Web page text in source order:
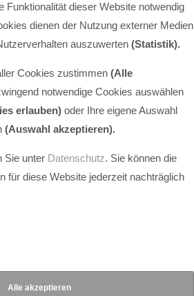
Funktionalität dieser Website notwendig
dienen der Nutzung externer Medien
auszuwerten (Statistik).
Cookies zustimmen (Alle
notwendige Cookies auswählen
erlauben) oder Ihre eigene Auswahl
(Auswahl akzeptieren).
Sie unter Datenschutz. Sie können die
für diese Website jederzeit nachträglich